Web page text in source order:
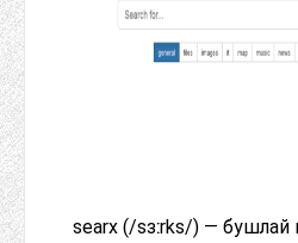
searx (/sɜːrks/) — бушлай